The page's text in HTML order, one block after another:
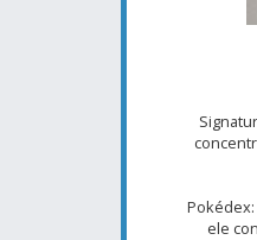
ele